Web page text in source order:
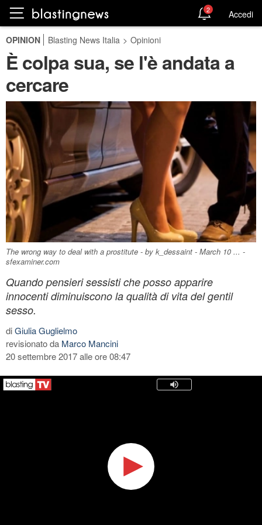
2 Accedi
OPINION Blasting News Italia > Opinioni
È colpa sua, se l'è andata a
cercare
The wrong way to deal with a prostitute - by k_dessaint - March 10 ... -
sfexaminer.com
Quando pensieri sessisti che posso apparire
innocenti diminuiscono la qualità di vita del gentil
sesso.
diGiulia Guglielmo
revisionato da Marco Mancini
20 settembre 2017 alle ore 08:47